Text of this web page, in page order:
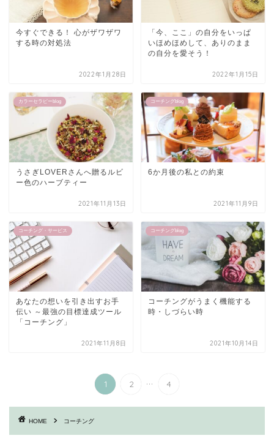
今すぐできる！ 心がザワザワ
する時の対処法
2022年1月28日
「今、ここ」の自分をいっぱ
いほめほめして、ありのまま
の自分を愛そう！
2022年1月15日
カラーセラピーblog
うさぎLOVERさんへ贈るルビ
ー色のハーブティー
2021年11月13日
コーチングblog
6か月後の私との約束
2021年11月9日
コーチング・サービス
あなたの想いを引き出すお手
伝い ～最強の目標達成ツール
「コーチング」
2021年11月8日
コーチングblog
コーチングがうまく機能する
時・しづらい時
2021年10月14日
1 2 ... 4
HOME コーチング